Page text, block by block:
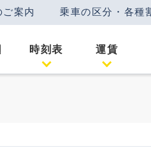
ご案内 乗車の区分・各種
時刻表 運賃